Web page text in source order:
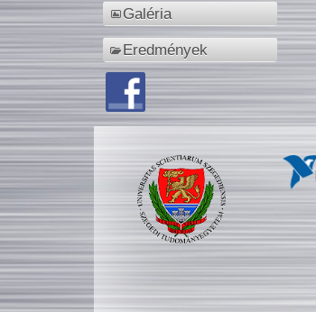
Galéria
Eredmények